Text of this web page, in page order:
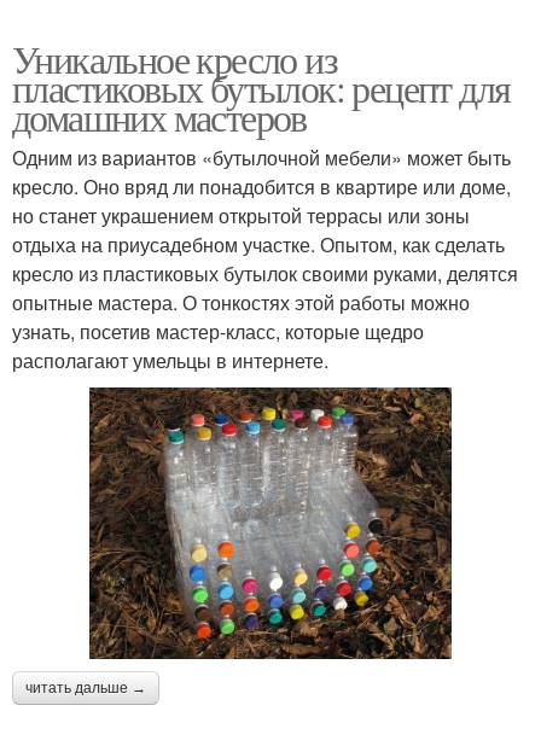
Уникальное кресло из
пластиковых бутылок: рецепт для
домашних мастеров
Одним из вариантов «бутылочной мебели» может быть
кресло. Оно вряд ли понадобится в квартире или доме,
но станет украшением открытой террасы или зоны
отдыха на приусадебном участке. Опытом, как сделать
кресло из пластиковых бутылок своими руками, делятся
опытные мастера. О тонкостях этой работы можно
узнать, посетив мастер-класс, которые щедро
располагают умельцы в интернете.
читать дальше →